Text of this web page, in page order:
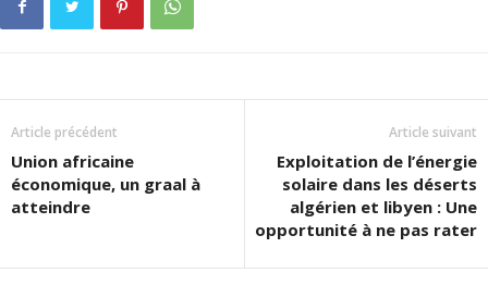
Article précédent
Union africaine
économique, un graal à
atteindre
Article suivant
Exploitation de l’énergie
solaire dans les déserts
algérien et libyen : Une
opportunité à ne pas rater